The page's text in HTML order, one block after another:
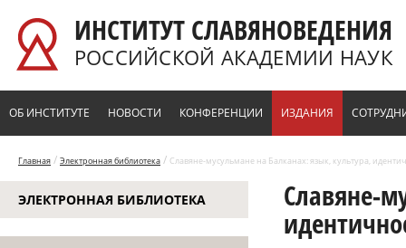
ИНСТИТУТ СЛАВЯНОВЕДЕНИЯ
РОССИЙСКОЙ АКАДЕМИИ НАУК
ОБ ИНСТИТУТЕ НОВОСТИ КОНФЕРЕНЦИИ ИЗДАНИЯ
Главная / Электронная библиотека / Славяне-мусульмане на Балканах: язык, культура,
ЭЛЕКТРОННАЯ БИБЛИОТЕКА Славяне-